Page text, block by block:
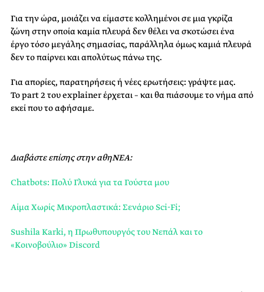
Για την ώρα, μοιάζει να είμαστε κολλημένοι σε μια γκρίζα
ζώνη στην οποία καμία πλευρά δεν θέλει να σκοτώσει ένα
έργο τόσο μεγάλης σημασίας, παράλληλα όμως καμιά πλευρά
δεν το παίρνει και απολύτως πάνω της.
Για απορίες, παρατηρήσεις ή νέες ερωτήσεις: γράψτε μας.
Το part 2 του explainer έρχεται – και θα πιάσουμε το νήμα από
εκεί που το αφήσαμε.
Διαβάστε επίσης στην αθηΝΕΑ:
Chatbots: Πολύ Γλυκά για τα Γούστα μου
Αίμα Χωρίς Μικροπλαστικά: Σενάριο Sci-Fi;
Sushila Karki, η Πρωθυπουργός του Νεπάλ και το
«Κοινοβούλιο» Discord